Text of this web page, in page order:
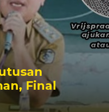
Final